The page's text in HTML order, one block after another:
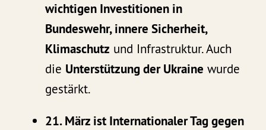
wichtigen Investitionen in
Bundeswehr, innere Sicherheit,
Klimaschutz und Infrastruktur. Auch
die Unterstützung der Ukraine wurde
gestärkt.
21. März ist Internationaler Tag gegen